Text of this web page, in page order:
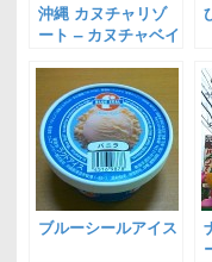
沖縄 カヌチャリゾ
ート – カヌチャベイ
ブルーシールアイス